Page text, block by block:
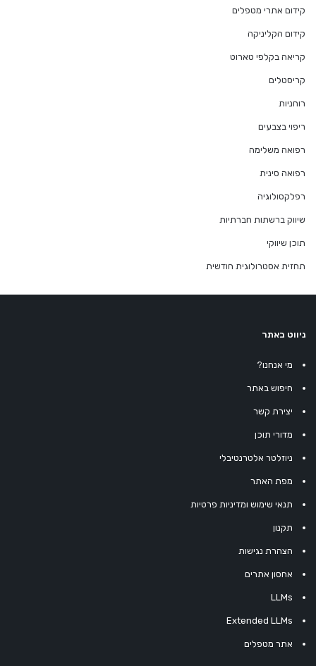
קידום אתרי מטפלים
קידום הקליניקה
קריאה בקלפי טארוט
קריסטלים
רוחניות
ריפוי בצבעים
רפואה משלימה
רפואה סינית
רפלקסולוגיה
שיווק ברשתות חברתיות
תוכן שיווקי
תחזית אסטרולוגית חודשית
ניווט באתר
מי אנחנו?
חיפוש באתר
יצירת קשר
מדורי תוכן
ניוזלטר אלטרנטיבלי
מפת האתר
תנאי שימוש ומדיניות פרטיות
תקנון
הצהרת נגישות
אחסון אתרים
LLMs
Extended LLMs
אתר מטפלים